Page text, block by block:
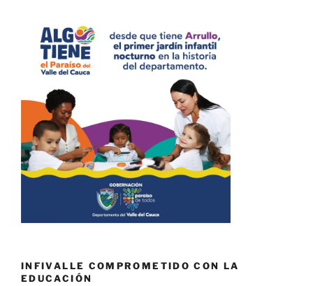
INFIVALLE COMPROMETIDO CON LA
EDUCACIÓN